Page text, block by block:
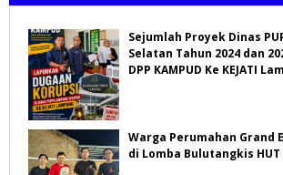
Sejumlah Proyek Dinas
Selatan Tahun 2024 dan
DPP KAMPUD Ke KEJATI
Warga Perumahan Grand
di Lomba Bulutangkis HUT